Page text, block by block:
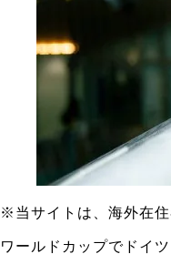
※ 当サイトは、海外在
ワールドカップでドイ